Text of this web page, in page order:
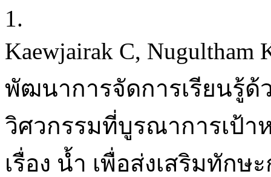
1.
Kaewjairak C, Nugultham
พัฒนาการจัดการเรียนรู้ด้
วิศวกรรมที่บูรณาการเป้า
เรื่อง น้ำ เพื่อส่งเสริมทัก